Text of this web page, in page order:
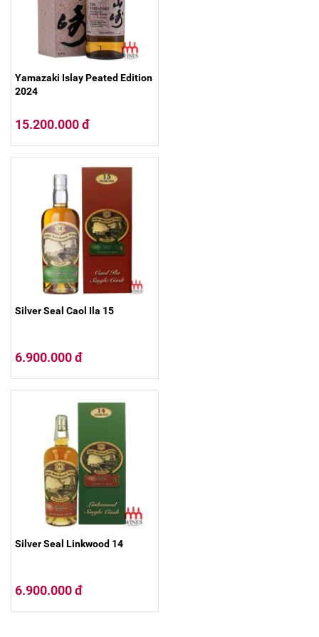
Yamazaki Islay Peated Edition
2024
15.200.000 đ
Silver Seal Caol Ila 15
6.900.000 đ
Silver Seal Linkwood 14
6.900.000 đ